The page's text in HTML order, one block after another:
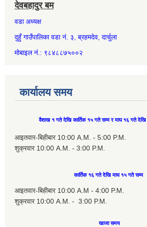
देवबहादुर बम
वडा अध्यक्ष
दुहुँ गाउँपालिका वडा नं. ३, ब्रहमदेव, दार्चुला
मोबाइल नं.: ९८४८८७५००२
कार्यालय समय
वैशाख १ गते देखि कार्तिक १५ गते सम्म र माघ १६ गते
आइतवार-बिहीबार 10:00 A.M. - 5:00 P.M.
शुक्रवार 10:00 A.M. - 3:00 P.M.
कार्तिक १६ गते देखि माघ १५ गते सम्म
आइतवार-बिहीबार 10:00 A.M - 4:00 P.M.
शुक्रवार 10:00 A.M. - 3:00 P.M.
खाजा समय